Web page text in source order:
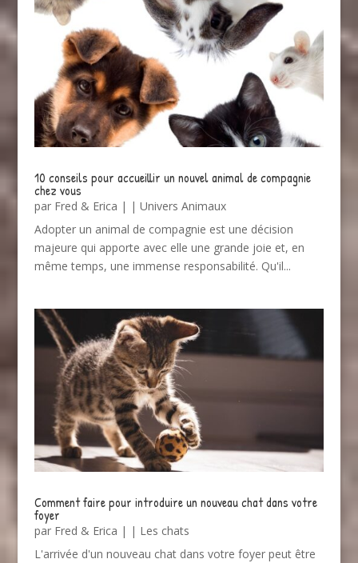
10 conseils pour accueillir un nouvel animal de compagnie
chez vous
par Fred & Erica | | Univers Animaux
Adopter un animal de compagnie est une décision
majeure qui apporte avec elle une grande joie et, en
même temps, une immense responsabilité. Qu'il...
Comment faire pour introduire un nouveau chat dans votre
foyer
par Fred & Erica | | Les chats
L'arrivée d'un nouveau chat dans votre foyer peut être